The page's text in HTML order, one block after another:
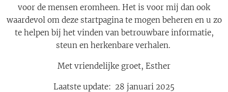
voor de mensen eromheen. Het is voor mij dan ook
waardevol om deze startpagina te mogen beheren en u zo
te helpen bij het vinden van betrouwbare informatie,
steun en herkenbare verhalen.
Met vriendelijke groet, Esther
Laatste update: 28 januari 2025